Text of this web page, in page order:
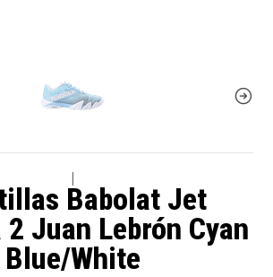
Babolat Jet
Juan Lebrón Cyan
Blue/White